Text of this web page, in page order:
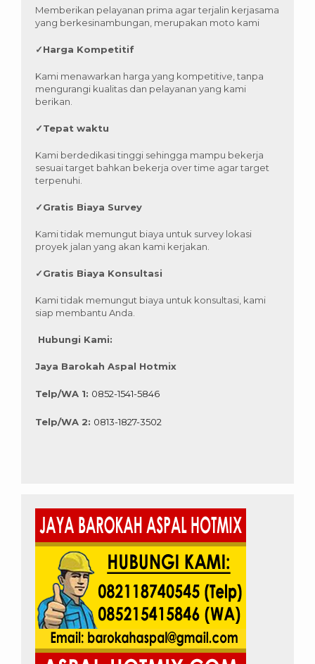
Memberikan pelayanan prima agar terjalin kerjasama
yang berkesinambungan, merupakan moto kami
✓Harga Kompetitif
Kami menawarkan harga yang kompetitive, tanpa
mengurangi kualitas dan pelayanan yang kami
berikan.
✓Tepat waktu
Kami berdedikasi tinggi sehingga mampu bekerja
sesuai target bahkan bekerja over time agar target
terpenuhi.
✓Gratis Biaya Survey
Kami tidak memungut biaya untuk survey lokasi
proyek jalan yang akan kami kerjakan.
✓Gratis Biaya Konsultasi
Kami tidak memungut biaya untuk konsultasi, kami
siap membantu Anda.
Hubungi Kami:
Jaya Barokah Aspal Hotmix
Telp/WA 1: 0852-1541-5846
Telp/WA 2: 0813-1827-3502